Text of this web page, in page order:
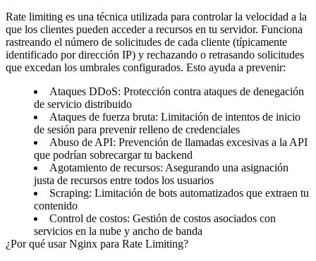
Rate limiting es una técnica utilizada para controlar la velocidad a la
que los clientes pueden acceder a recursos en tu servidor. Funciona
rastreando el número de solicitudes de cada cliente (típicamente
identificado por dirección IP) y rechazando o retrasando solicitudes
que excedan los umbrales configurados. Esto ayuda a prevenir:
Ataques DDoS: Protección contra ataques de denegación
de servicio distribuido
Ataques de fuerza bruta: Limitación de intentos de inicio
de sesión para prevenir relleno de credenciales
Abuso de API: Prevención de llamadas excesivas a la API
que podrían sobrecargar tu backend
Agotamiento de recursos: Asegurando una asignación
justa de recursos entre todos los usuarios
Scraping: Limitación de bots automatizados que extraen tu
contenido
Control de costos: Gestión de costos asociados con
servicios en la nube y ancho de banda
¿Por qué usar Nginx para Rate Limiting?